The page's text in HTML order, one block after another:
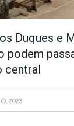
Duques e
podem
central
2023